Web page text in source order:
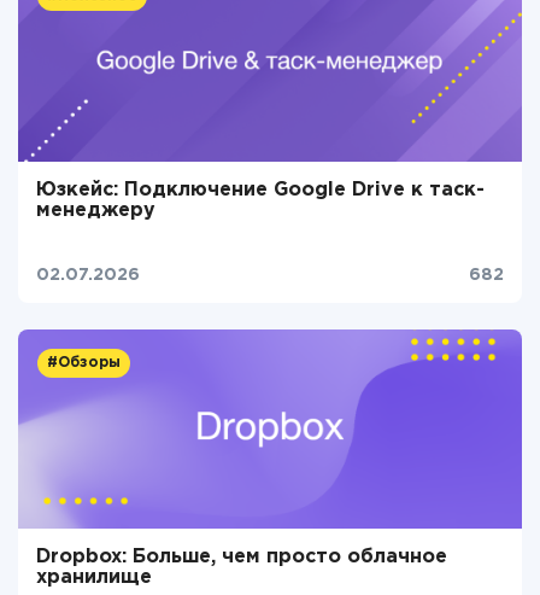
Юзкейс: Подключение Google Drive к таск-
менеджеру
02.07.2026 682
#Обзоры
Dropbox: Больше, чем просто облачное
хранилище